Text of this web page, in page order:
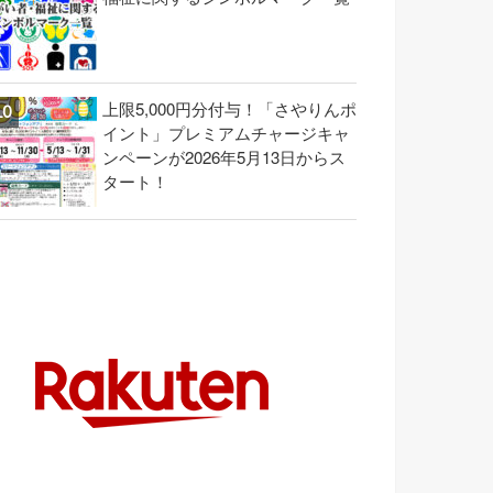
上限5,000円分付与！「さやりんポ
イント」プレミアムチャージキャ
ンペーンが2026年5月13日からス
タート！